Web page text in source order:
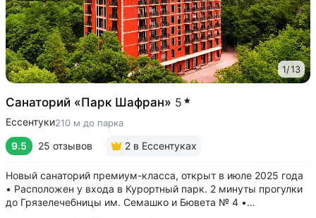
1/13
Санаторий «Парк Шафран» 5
Ессентуки210 м до парка
9.5 25 отзывов 2 в Ессентуках
Новый санаторий премиум-класса, открыт в июле 2025 года
• Расположен у входа в Курортный парк. 2 минуты прогулки
до Грязелечебницы им. Семашко и Бювета № 4 •